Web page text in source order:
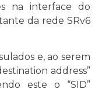
na interface do
da rede SRv6
e, ao serem
address”
este o “SID”